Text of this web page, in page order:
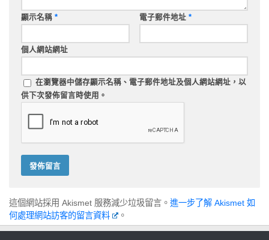
顯示名稱 * 電子郵件地址 *
個人網站網址
在瀏覽器中儲存顯示名稱、電子郵件地址及個人網站網址，以
供下次發佈留言時使用。
這個網站採用 Akismet 服務減少垃圾留言。 進一步了解 Akismet 如
何處理網站訪客的留言資料
。